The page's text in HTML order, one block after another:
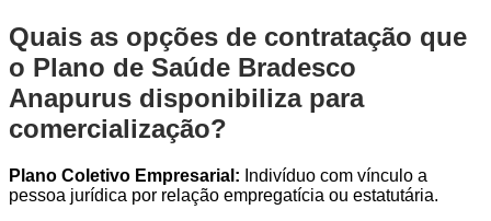
Quais as opções de contratação que
o Plano de Saúde Bradesco
Anapurus disponibiliza para
comercialização?
Plano Coletivo Empresarial: Indivíduo com vínculo a
pessoa jurídica por relação empregatícia ou estatutária.